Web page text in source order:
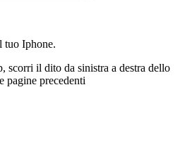
tuo Iphone.
scorri il dito da sinistra a destra dello
pagine precedenti